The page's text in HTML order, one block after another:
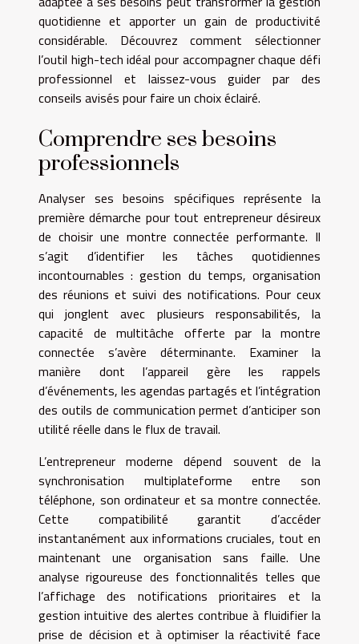
quotidienne et apporter un gain de productivité
considérable. Découvrez comment sélectionner
l’outil high-tech idéal pour accompagner chaque défi
professionnel et laissez-vous guider par des
conseils avisés pour faire un choix éclairé.
Comprendre ses besoins
professionnels
Analyser ses besoins spécifiques représente la
première démarche pour tout entrepreneur désireux
de choisir une montre connectée performante. Il
s’agit d’identifier les tâches quotidiennes
incontournables : gestion du temps, organisation
des réunions et suivi des notifications. Pour ceux
qui jonglent avec plusieurs responsabilités, la
capacité de multitâche offerte par la montre
connectée s’avère déterminante. Examiner la
manière dont l’appareil gère les rappels
d’événements, les agendas partagés et l’intégration
des outils de communication permet d’anticiper son
utilité réelle dans le flux de travail.
L’entrepreneur moderne dépend souvent de la
synchronisation multiplateforme entre son
téléphone, son ordinateur et sa montre connectée.
Cette compatibilité garantit d’accéder
instantanément aux informations cruciales, tout en
maintenant une organisation sans faille. Une
analyse rigoureuse des fonctionnalités telles que
l’affichage des notifications prioritaires et la
gestion intuitive des alertes contribue à fluidifier la
prise de décision et à optimiser la réactivité face